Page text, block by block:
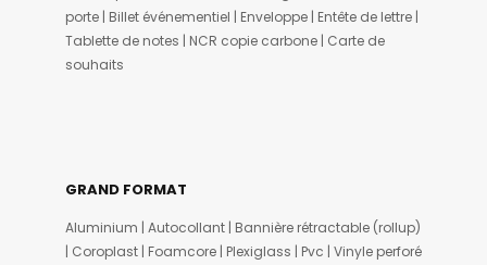
porte | Billet événementiel | Enveloppe | Entête de lettre |
Tablette de notes | NCR copie carbone | Carte de
souhaits
GRAND FORMAT
Aluminium | Autocollant | Bannière rétractable (rollup)
| Coroplast | Foamcore | Plexiglass | Pvc | Vinyle perforé